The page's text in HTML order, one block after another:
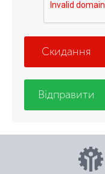
Скидання
Відправити